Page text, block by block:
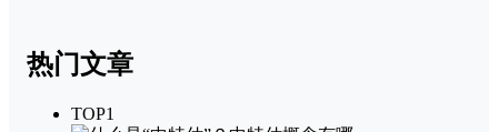
热门文章
TOP1